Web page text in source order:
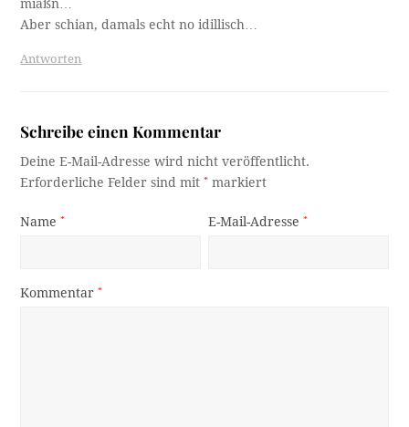
miaßn…
Aber schian, damals echt no idillisch…
Antworten
Schreibe einen Kommentar
Deine E-Mail-Adresse wird nicht veröffentlicht.
Erforderliche Felder sind mit* markiert
Name* E-Mail-Adresse*
Kommentar*